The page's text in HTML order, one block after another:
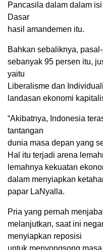
Pancasila dalam dalam
Dasar
hasil amandemen itu.
Bahkan sebaliknya,
sebanyak 95 persen itu,
yaitu
Liberalisme dan
landasan ekonomi
“Akibatnya, Indonesia
tantangan
dunia masa depan yang
Hal itu terjadi arena
lemahnya kekuatan
dalam menyiapkan
papar LaNyalla.
Pria yang pernah
melanjutkan, saat ini
menyiapkan reposisi